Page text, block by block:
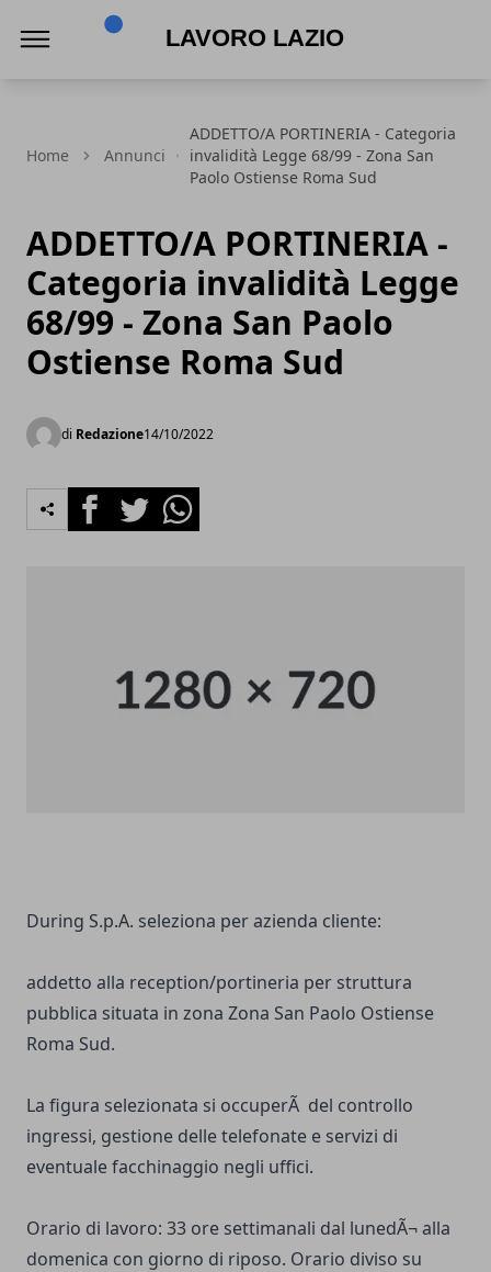
Home Annunci
ADDETTO/A PORTINERIA - Categoria
invalidità Legge 68/99 - Zona San
Paolo Ostiense Roma Sud
ADDETTO/A PORTINERIA -
Categoria invalidità Legge
68/99 - Zona San Paolo
Ostiense Roma Sud
di Redazione14/10/2022
FacebookTwitterWhatsapp
During S.p.A. seleziona per azienda cliente:
addetto alla reception/portineria per struttura
pubblica situata in zona Zona San Paolo Ostiense
Roma Sud.
La figura selezionata si occuperÃ del controllo
ingressi, gestione delle telefonate e servizi di
eventuale facchinaggio negli uffici.
Orario di lavoro: 33 ore settimanali dal lunedÃ¬ alla
domenica con giorno di riposo. Orario diviso su